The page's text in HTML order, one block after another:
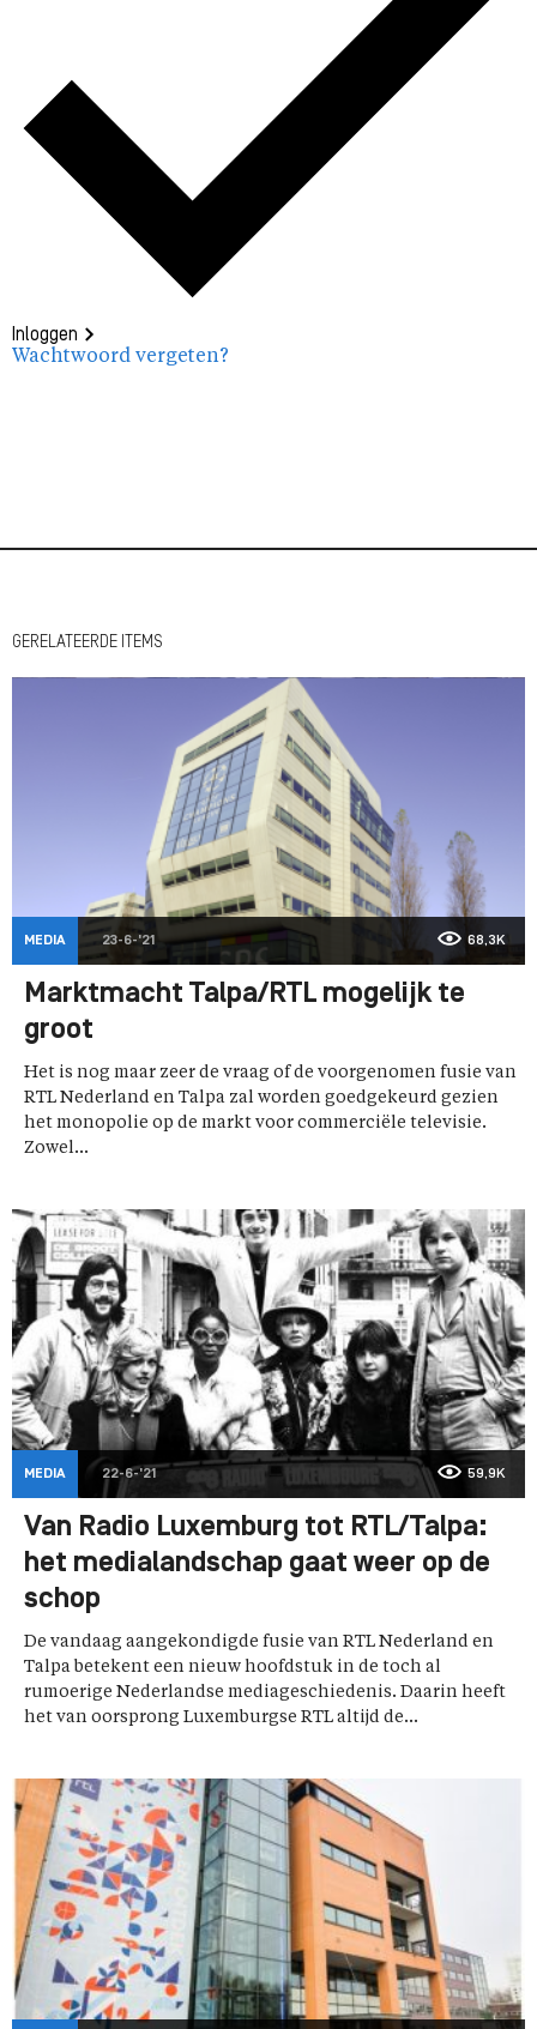
Inloggen
Wachtwoord vergeten?
GERELATEERDE ITEMS
MEDIA 23-6-'21 68,3K
Marktmacht Talpa/RTL mogelijk te
groot
Het is nog maar zeer de vraag of de voorgenomen fusie van
RTL Nederland en Talpa zal worden goedgekeurd gezien
het monopolie op de markt voor commerciële televisie.
Zowel...
MEDIA 22-6-'21 59,9K
Van Radio Luxemburg tot RTL/Talpa:
het medialandschap gaat weer op de
schop
De vandaag aangekondigde fusie van RTL Nederland en
Talpa betekent een nieuw hoofdstuk in de toch al
rumoerige Nederlandse mediageschiedenis. Daarin heeft
het van oorsprong Luxemburgse RTL altijd de...